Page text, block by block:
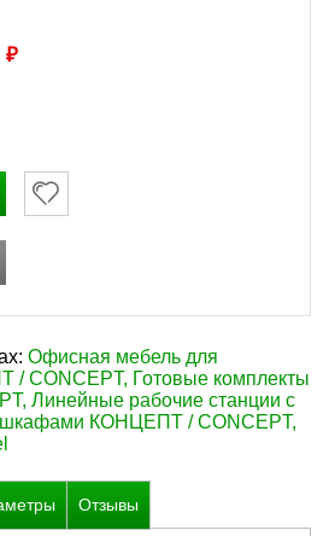
₽
Офисная мебель для
/ CONCEPT, Готовые комплекты
, Линейные рабочие станции с
КОНЦЕПТ / CONCEPT,
Отзывы